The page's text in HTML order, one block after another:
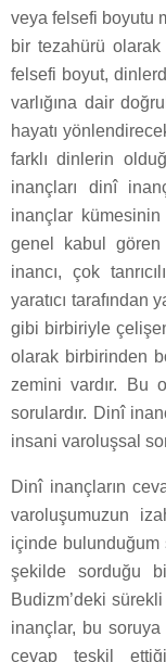
veya felsefi boyutu
bir tezahürü
felsefi boyut,
varlığına dair
hayatı
farklı dinlerin
inançları dinî
inançlar kümesinin
genel kabul gören
inancı, çok
yaratıcı tarafından
gibi birbiriyle
olarak birbirinden
zemini vardır. Bu
sorulardır. Dinî
insani varoluşsal
Dinî inançların
varoluşumuzun
içinde bulunduğum
şekilde sorduğu
Budizm’deki
inançlar, bu
cevap teşkil